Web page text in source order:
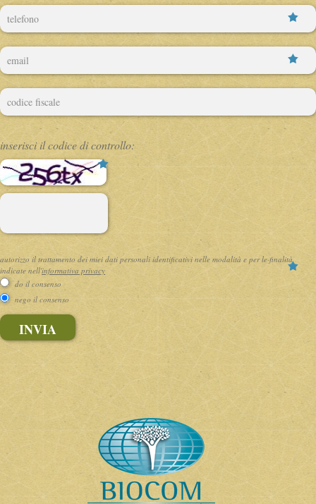
inserisci il codice di controllo:
( * )
autorizzo il trattamento dei miei dati personali identificativi nelle modalità e per le finalità
indicate nell'informativa privacy
do il consenso
nego il consenso